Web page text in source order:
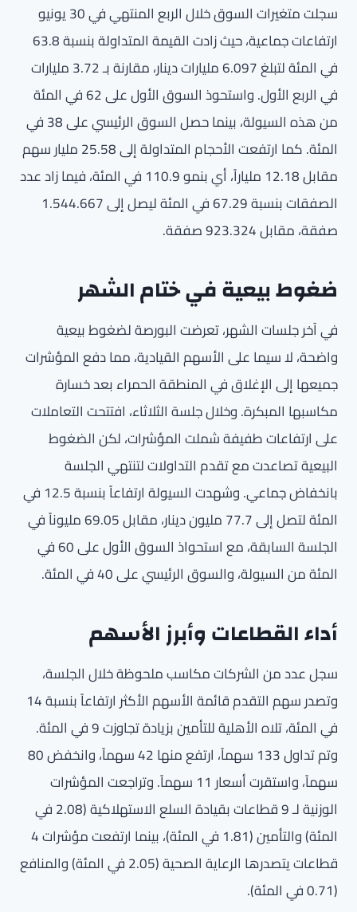
سجلت متغيرات السوق خلال الربع المنتهي في 30 يونيو
ارتفاعات جماعية، حيث زادت القيمة المتداولة بنسبة 63.8
في المئة لتبلغ 6.097 مليارات دينار، مقارنة بـ 3.72 مليارات
في الربع الأول. واستحوذ السوق الأول على 62 في المئة
من هذه السيولة، بينما حصل السوق الرئيسي على 38 في
المئة. كما ارتفعت الأحجام المتداولة إلى 25.58 مليار سهم
مقابل 12.18 ملياراً، أي بنمو 110.9 في المئة، فيما زاد عدد
الصفقات بنسبة 67.29 في المئة ليصل إلى 1.544.667
صفقة، مقابل 923.324 صفقة.
ضغوط بيعية في ختام الشهر
في آخر جلسات الشهر، تعرضت البورصة لضغوط بيعية
واضحة، لا سيما على الأسهم القيادية، مما دفع المؤشرات
جميعها إلى الإغلاق في المنطقة الحمراء بعد خسارة
مكاسبها المبكرة. وخلال جلسة الثلاثاء، افتتحت التعاملات
على ارتفاعات طفيفة شملت المؤشرات، لكن الضغوط
البيعية تصاعدت مع تقدم التداولات لتنتهي الجلسة
بانخفاض جماعي. وشهدت السيولة ارتفاعاً بنسبة 12.5 في
المئة لتصل إلى 77.7 مليون دينار، مقابل 69.05 مليوناً في
الجلسة السابقة، مع استحواذ السوق الأول على 60 في
المئة من السيولة، والسوق الرئيسي على 40 في المئة.
أداء القطاعات وأبرز الأسهم
سجل عدد من الشركات مكاسب ملحوظة خلال الجلسة،
وتصدر سهم التقدم قائمة الأسهم الأكثر ارتفاعاً بنسبة 14
في المئة، تلاه الأهلية للتأمين بزيادة تجاوزت 9 في المئة.
وتم تداول 133 سهماً، ارتفع منها 42 سهماً، وانخفض 80
سهماً، واستقرت أسعار 11 سهماً. وتراجعت المؤشرات
الوزنية لـ 9 قطاعات بقيادة السلع الاستهلاكية (2.08 في
المئة) والتأمين (1.81 في المئة)، بينما ارتفعت مؤشرات 4
قطاعات يتصدرها الرعاية الصحية (2.05 في المئة) والمنافع
(0.71 في المئة).